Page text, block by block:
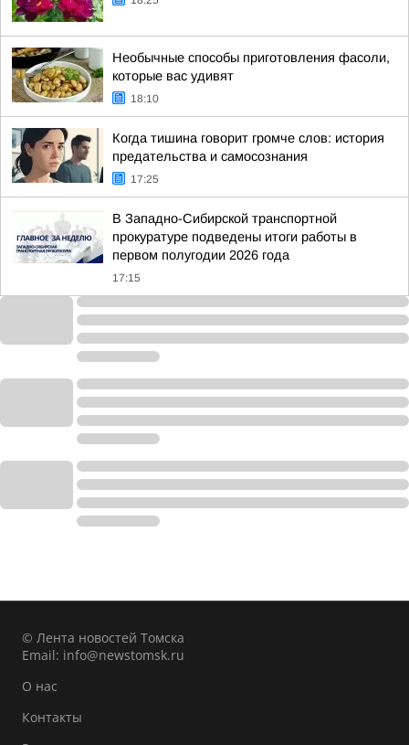
Необычные способы приготовления фасоли,
которые вас удивят
18:10
Когда тишина говорит громче слов: история
предательства и самосознания
17:25
В Западно-Сибирской транспортной
прокуратуре подведены итоги работы в
первом полугодии 2026 года
17:15
© Лента новостей Томска
Email: info@newstomsk.ru
О нас
Контакты